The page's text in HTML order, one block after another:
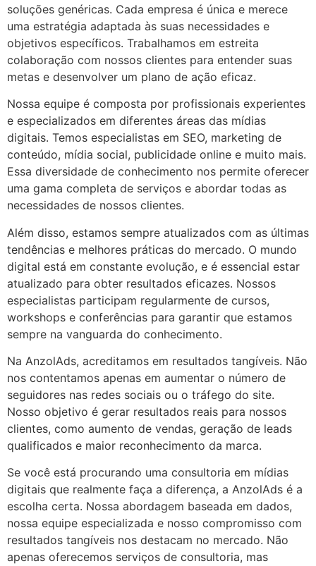
soluções genéricas. Cada empresa é única e merece
uma estratégia adaptada às suas necessidades e
objetivos específicos. Trabalhamos em estreita
colaboração com nossos clientes para entender suas
metas e desenvolver um plano de ação eficaz.
Nossa equipe é composta por profissionais experientes
e especializados em diferentes áreas das mídias
digitais. Temos especialistas em SEO, marketing de
conteúdo, mídia social, publicidade online e muito mais.
Essa diversidade de conhecimento nos permite oferecer
uma gama completa de serviços e abordar todas as
necessidades de nossos clientes.
Além disso, estamos sempre atualizados com as últimas
tendências e melhores práticas do mercado. O mundo
digital está em constante evolução, e é essencial estar
atualizado para obter resultados eficazes. Nossos
especialistas participam regularmente de cursos,
workshops e conferências para garantir que estamos
sempre na vanguarda do conhecimento.
Na AnzolAds, acreditamos em resultados tangíveis. Não
nos contentamos apenas em aumentar o número de
seguidores nas redes sociais ou o tráfego do site.
Nosso objetivo é gerar resultados reais para nossos
clientes, como aumento de vendas, geração de leads
qualificados e maior reconhecimento da marca.
Se você está procurando uma consultoria em mídias
digitais que realmente faça a diferença, a AnzolAds é a
escolha certa. Nossa abordagem baseada em dados,
nossa equipe especializada e nosso compromisso com
resultados tangíveis nos destacam no mercado. Não
apenas oferecemos serviços de consultoria, mas